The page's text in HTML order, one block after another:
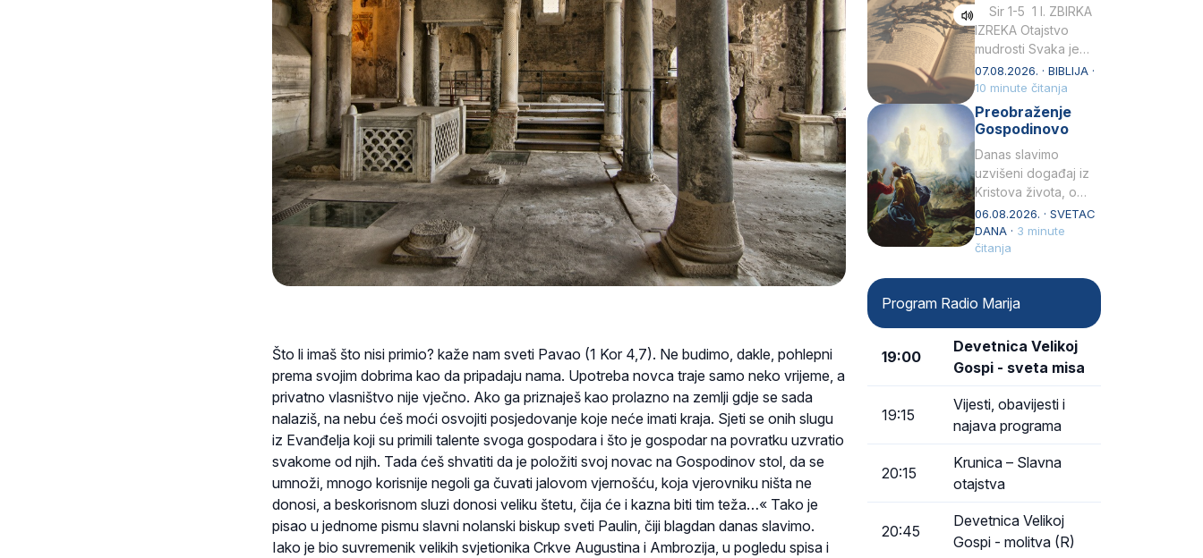
Što li imaš što nisi primio? kaže nam sveti Pavao (1 Kor 4,7). Ne budimo, dakle, pohlepni
prema svojim dobrima kao da pripadaju nama. Upotreba novca traje samo neko vrijeme, a
privatno vlasništvo nije vječno. Ako ga priznaješ kao prolazno na zemlji gdje se sada
nalaziš, na nebu ćeš moći osvojiti posjedovanje koje neće imati kraja. Sjeti se onih slugu
iz Evanđelja koji su primili talente svoga gospodara i što je gospodar na povratku uzvratio
svakome od njih. Tada ćeš shvatiti da je položiti svoj novac na Gospodinov stol, da se
umnoži, mnogo korisnije negoli ga čuvati jalovom vjernošću, koja vjerovniku ništa ne
donosi, a beskorisnom sluzi donosi veliku štetu, čija će i kazna biti tim teža…« Tako je
pisao u jednome pismu slavni nolanski biskup sveti Paulin, čiji blagdan danas slavimo.
Iako je bio suvremenik velikih svjetionika Crkve Augustina i Ambrozija, u pogledu spisa i
afričkim…
Sir 1-5 1 I. ZBIRKA
IZREKA Otajstvo
mudrosti Svaka je
mudrost od Gospoda
i s njime je dovijeka.2
Tko će…
07.08.2026. · BIBLIJA ·
10 minute čitanja
Preobraženje
Gospodinovo
Danas slavimo
uzvišeni događaj iz
Kristova života, o
kojem nas izvješćuju
evanđelisti Matej,
Marko i Luka te sveti
06.08.2026. · SVETAC
DANA · 3 minute
čitanja
Program Radio Marija
19:00
Devetnica Velikoj
Gospi - sveta misa
19:15
Vijesti, obavijesti i
najava programa
20:15
Krunica – Slavna
otajstva
20:45
Devetnica Velikoj
Gospi - molitva (R)